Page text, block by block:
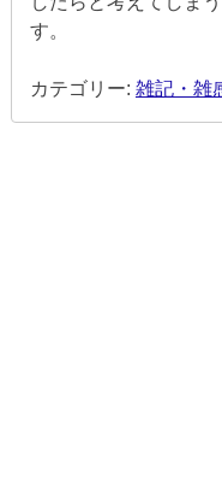
す。
カテゴリー: 雑記・雑